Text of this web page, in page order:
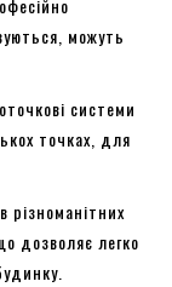
можуть
системи
точках, для
різноманітних
дозволяє легко